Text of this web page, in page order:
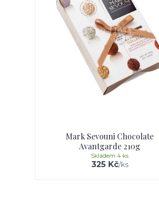
Mark Sevouni Chocolate
Avantgarde 210g
325 Kč/ks
Skladem 4 ks